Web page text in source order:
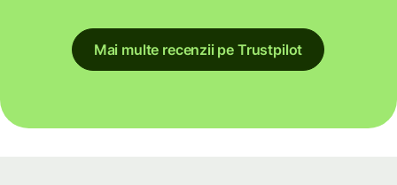
Mai multe recenzii pe Trustpilot